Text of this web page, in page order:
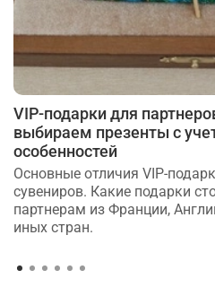
VIP-подарки для
выбираем презенты с
особенностей
Основные отличия VIP-
сувениров. Какие подарки
партнерам из Франции,
иных стран.